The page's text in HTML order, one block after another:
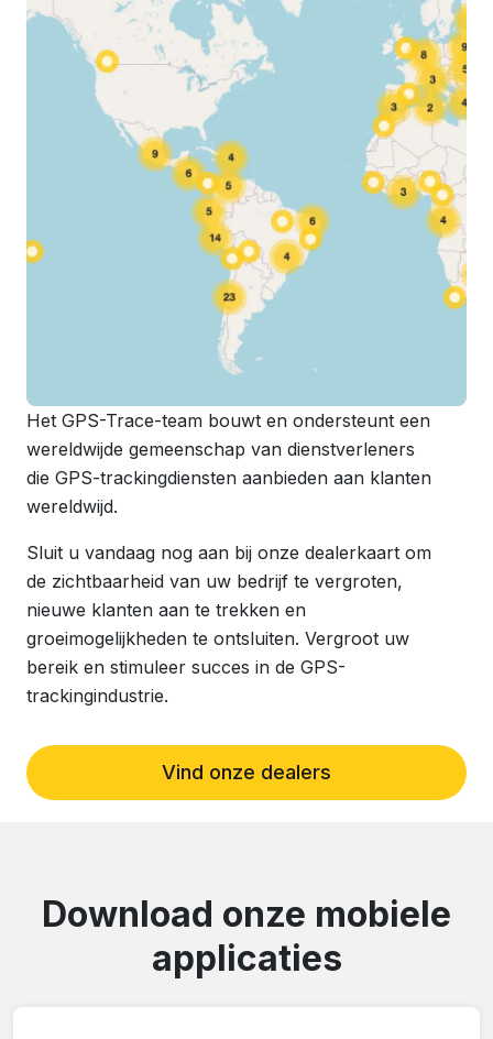
Het GPS-Trace-team bouwt en ondersteunt een
wereldwijde gemeenschap van dienstverleners
die GPS-trackingdiensten aanbieden aan klanten
wereldwijd.
Sluit u vandaag nog aan bij onze dealerkaart om
de zichtbaarheid van uw bedrijf te vergroten,
nieuwe klanten aan te trekken en
groeimogelijkheden te ontsluiten. Vergroot uw
bereik en stimuleer succes in de GPS-
trackingindustrie.
Vind onze dealers
Download onze mobiele
applicaties